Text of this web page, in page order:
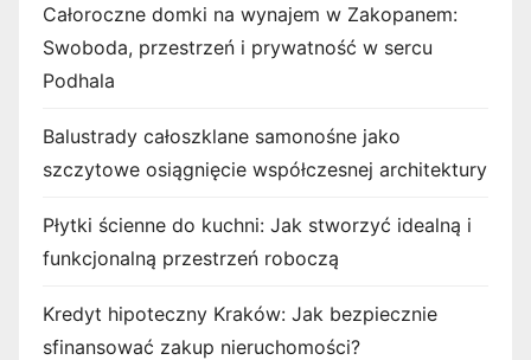
Całoroczne domki na wynajem w Zakopanem:
Swoboda, przestrzeń i prywatność w sercu
Podhala
Balustrady całoszklane samonośne jako
szczytowe osiągnięcie współczesnej architektury
Płytki ścienne do kuchni: Jak stworzyć idealną i
funkcjonalną przestrzeń roboczą
Kredyt hipoteczny Kraków: Jak bezpiecznie
sfinansować zakup nieruchomości?